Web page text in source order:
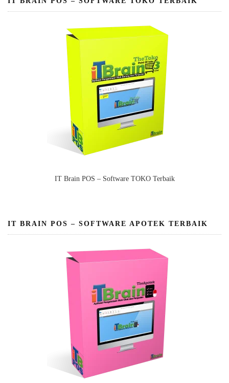
IT Brain POS – Software TOKO Terbaik
IT BRAIN POS – SOFTWARE APOTEK TERBAIK